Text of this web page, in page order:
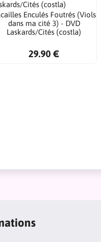
Enculés Foutrés (Viols
dans ma cité 3) - DVD
Laskards/Cités (costla)
29.90 €